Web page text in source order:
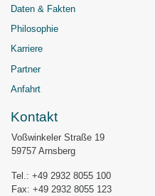
Daten & Fakten
Philosophie
Karriere
Partner
Anfahrt
Kontakt
Voßwinkeler Straße 19
59757 Arnsberg
Tel.: +49 2932 8055 100
Fax: +49 2932 8055 123